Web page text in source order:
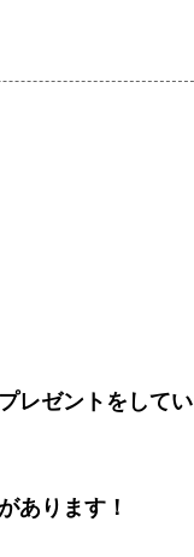
レゼントをしてい
あります！